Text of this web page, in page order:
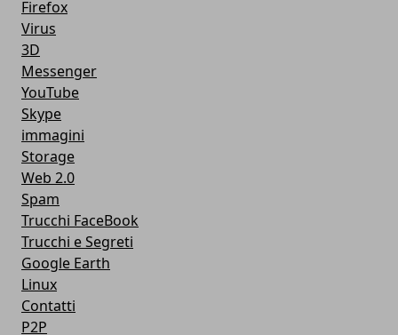
Firefox
Virus
3D
Messenger
YouTube
Skype
immagini
Storage
Web 2.0
Spam
Trucchi FaceBook
Trucchi e Segreti
Google Earth
Linux
Contatti
P2P